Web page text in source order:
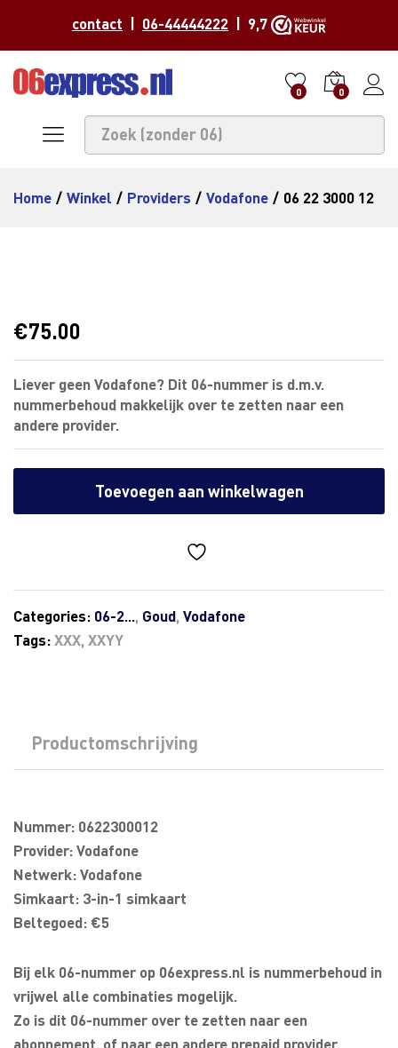
contact 06-44444222 | 9,7
0 0
Home / Winkel / Providers / Vodafone / 06 22 3000 12
€75.00
Liever geen Vodafone? Dit 06-nummer is d.m.v.
nummerbehoud makkelijk over te zetten naar een
andere provider.
Toevoegen aan winkelwagen
Categories: 06-2..., Goud, Vodafone
Tags:XXX, XXYY
Productomschrijving
Nummer: 0622300012
Provider: Vodafone
Netwerk: Vodafone
Simkaart: 3-in-1 simkaart
Beltegoed: €5
Bij elk 06-nummer op 06express.nl is nummerbehoud in
vrijwel alle combinaties mogelijk.
Zo is dit 06-nummer over te zetten naar een
abonnement, of naar een andere prepaid provider.